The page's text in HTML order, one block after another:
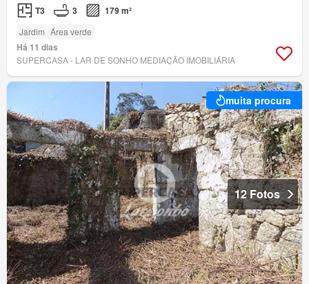
T3 3 179 m²
Jardim Área verde
Há 11 dias
SUPERCASA - LAR DE SONHO MEDIAÇÃO IMOBILIÁRIA
muita procura
12 Fotos